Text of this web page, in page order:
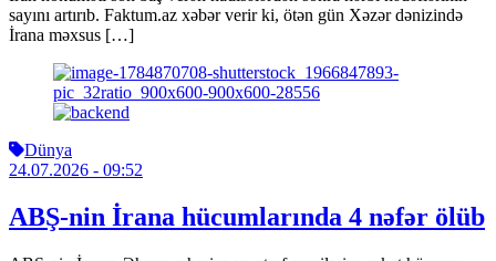
sayını artırıb. Faktum.az xəbər verir ki, ötən gün Xəzər dənizində
İrana məxsus […]
Dünya
24.07.2026 - 09:52
ABŞ-nin İrana hücumlarında 4 nəfər ölüb